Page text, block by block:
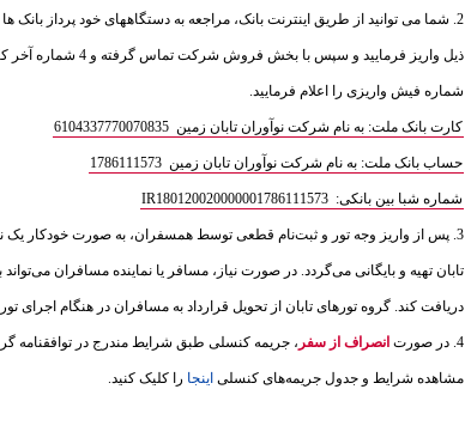
2. شما می توانید از طریق اینترنت بانک، مراجعه به دستگاههای خود پرداز بانک
ذیل واریز فرمایید و سپس
شماره فیش واریزی را اعلام فرمایید.
کارت بانک ملت: به نام شرکت نوآوران تابان زمین 6104337770070835
حساب بانک ملت: به نام شرکت نوآوران تابان زمین 1786111573
شماره شبا بین بانکی: IR180120020000001786111573
3. پس از واریز وجه تور و ثبت‌نام قطعی توسط همسفران، به‌ صورت خودکار یک
تابان تهیه و بایگانی می‌گردد. در صورت نیاز، مسافر یا نماینده مسافران می‌تواند
دریافت کند. گروه تورهای تابان از تحویل قرارداد به مسافران در هنگام اجرای
4. در صورت انصراف از سفر ، جریمه کنسلی طبق شرایط مندرج در توافقنامه
مشاهده شرایط و جدول جریمه‌های کنسلی اینجا را کلیک کنید.